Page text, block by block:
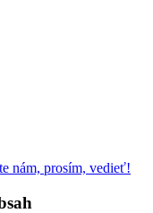
nám, prosím, vedieť!